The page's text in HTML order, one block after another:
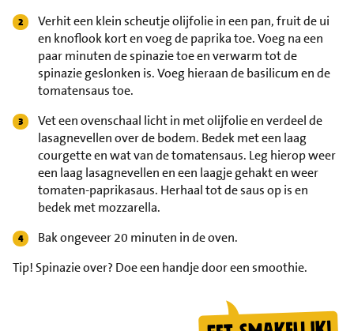
Verhit een klein scheutje olijfolie in een pan, fruit de ui
en knoflook kort en voeg de paprika toe. Voeg na een
paar minuten de spinazie toe en verwarm tot de
spinazie geslonken is. Voeg hieraan de basilicum en de
tomatensaus toe.
Vet een ovenschaal licht in met olijfolie en verdeel de
lasagnevellen over de bodem. Bedek met een laag
courgette en wat van de tomatensaus. Leg hierop weer
een laag lasagnevellen en een laagje gehakt en weer
tomaten-paprikasaus. Herhaal tot de saus op is en
bedek met mozzarella.
Bak ongeveer 20 minuten in de oven.
Tip!Spinazie over? Doe een handje door een smoothie.